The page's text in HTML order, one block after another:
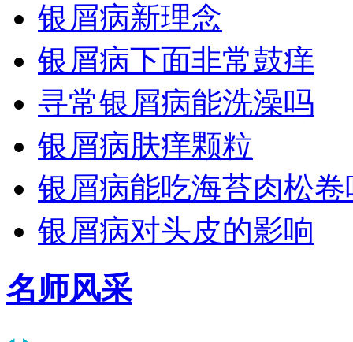
银屑病新理念
银屑病下面非常鼓痒
寻常银屑病能洗澡吗
银屑病肤痒颗粒
银屑病能吃海苔肉松卷
银屑病对头皮的影响
名师风采